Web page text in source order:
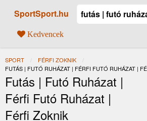
SportSport.hu
Kedvencek
SPORT
FÉRFI ZOKNIK
JELENLEGI:
FUTÁS | FUTÓ RUHÁZAT | FÉRFI FUTÓ RUHÁZAT |
Futás | Futó Ruházat |
Férfi Futó Ruházat |
Férfi Zoknik